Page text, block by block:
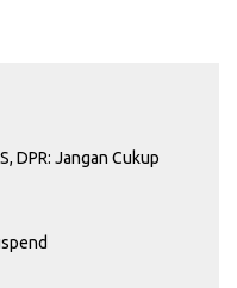
DPR: Jangan Cukup